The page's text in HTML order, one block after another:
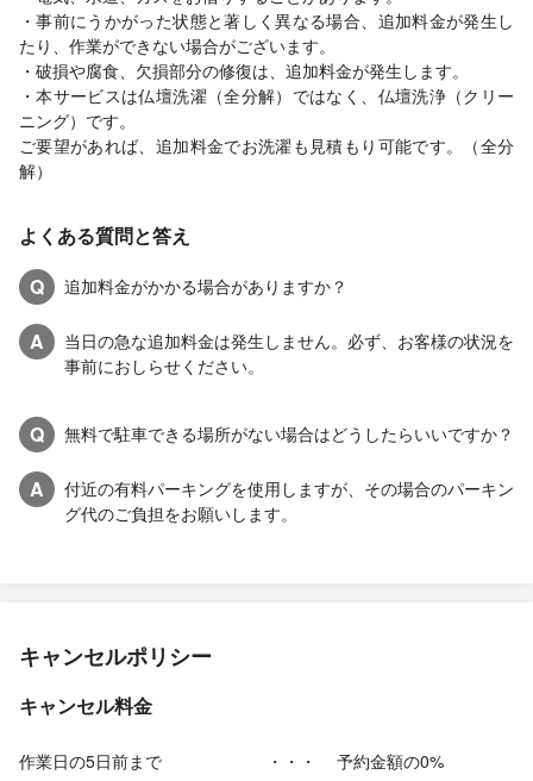
・事前にうかがった状態と著しく異なる場合、追加料金が発生し
たり、作業ができない場合がございます。
・破損や腐食、欠損部分の修復は、追加料金が発生します。
・本サービスは仏壇洗濯（全分解）ではなく、仏壇洗浄（クリー
ニング）です。
ご要望があれば、追加料金でお洗濯も見積もり可能です。（全分
解）
よくある質問と答え
Q
追加料金がかかる場合がありますか？
A
当日の急な追加料金は発生しません。必ず、お客様の状況を
事前におしらせください。
Q 無料で駐車できる場所がない場合はどうしたらいいですか？
A
付近の有料パーキングを使用しますが、その場合のパーキン
グ代のご負担をお願いします。
キャンセルポリシー
キャンセル料金
作業日の5日前まで ・・・
予約金額の0%